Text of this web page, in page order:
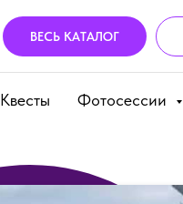
ВЕСЬ КАТАЛОГ
Квесты Фотосессии